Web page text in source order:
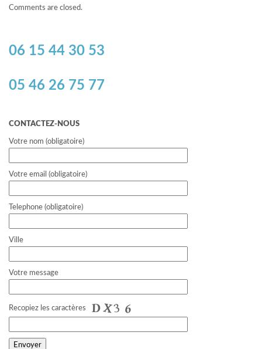
Comments are closed.
06 15 44 30 53
05 46 26 75 77
CONTACTEZ-NOUS
Votre nom (obligatoire)
Votre email (obligatoire)
Telephone (obligatoire)
Ville
Votre message
Recopiez les caractères